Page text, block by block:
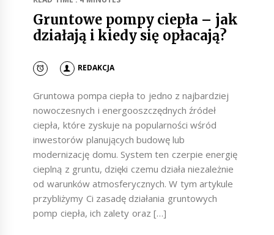
Gruntowe pompy ciepła – jak
działają i kiedy się opłacają?
REDAKCJA
Gruntowa pompa ciepła to jedno z najbardziej
nowoczesnych i energooszczędnych źródeł
ciepła, które zyskuje na popularności wśród
inwestorów planujących budowę lub
modernizację domu. System ten czerpie energię
cieplną z gruntu, dzięki czemu działa niezależnie
od warunków atmosferycznych. W tym artykule
przybliżymy Ci zasadę działania gruntowych
pomp ciepła, ich zalety oraz […]